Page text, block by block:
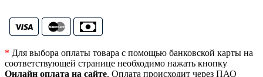
* Для выбора оплаты товара с помощью банковской карты на
соответствующей странице необходимо нажать кнопку
Онлайн оплата на сайте. Оплата происходит через ПАО